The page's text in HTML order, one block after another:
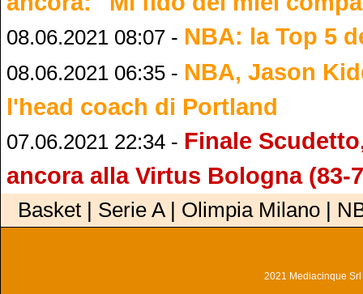
08.06.2021 08:07 - NBA: la Top 5
08.06.2021 06:35 - NBA, Jason
l'head coach di Portland
07.06.2021 22:34 - Finale
ancora alla Virtus Bologna (83-
Basket | Serie A | Olimpia Milano |
2021 Mediacinque Srl